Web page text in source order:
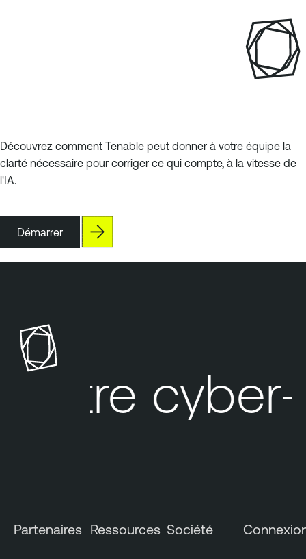
Découvrez comment Tenable peut donner à votre équipe la
clarté nécessaire pour corriger ce qui compte, à la vitesse de
l'IA.
Démarrer
a
b
l
C
cyber-
Partenaires Ressources Société